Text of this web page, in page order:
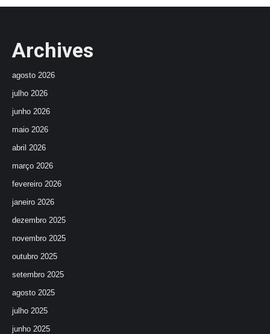
Archives
agosto 2026
julho 2026
junho 2026
maio 2026
abril 2026
março 2026
fevereiro 2026
janeiro 2026
dezembro 2025
novembro 2025
outubro 2025
setembro 2025
agosto 2025
julho 2025
junho 2025